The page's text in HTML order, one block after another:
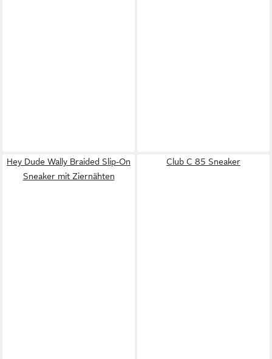
Hey Dude Wally Braided Slip-On
Sneaker mit Ziernähten
Club C 85 Sneaker